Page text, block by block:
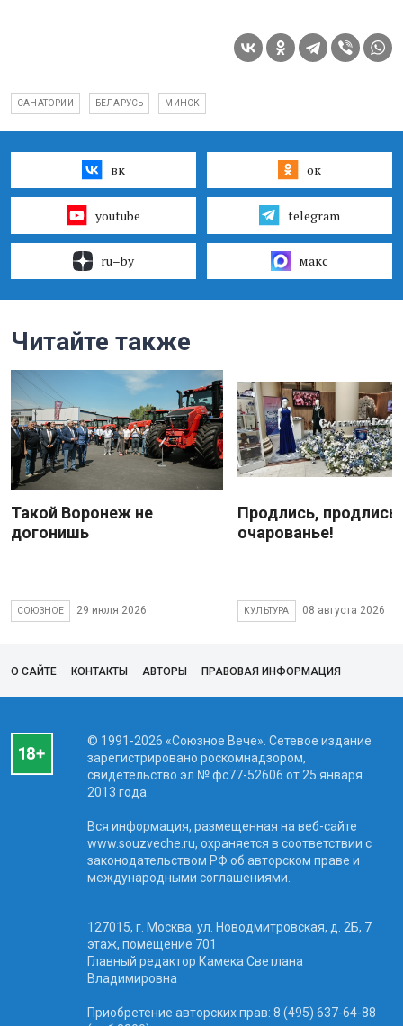
САНАТОРИИ БЕЛАРУСЬ МИНСК
вк ок
youtube telegram
ru–by макс
Читайте также
Такой Воронеж не
догонишь
СОЮЗНОЕ 29 июля 2026
Продлись, продлись
очарованье!
КУЛЬТУРА 08 августа 2026
О САЙТЕ КОНТАКТЫ АВТОРЫ ПРАВОВАЯ ИНФОРМАЦИЯ
© 1991-2026 «Союзное Вече». Сетевое издание
зарегистрировано роскомнадзором,
свидетельство эл № фc77-52606 от 25 января
2013 года.
Вся информация, размещенная на веб-сайте
www.souzveche.ru, охраняется в соответствии с
законодательством РФ об авторском праве и
международными соглашениями.
127015, г. Москва, ул. Новодмитровская, д. 2Б, 7
этаж, помещение 701
Главный редактор Камека Светлана
Владимировна
Приобретение авторских прав: 8 (495) 637-64-88